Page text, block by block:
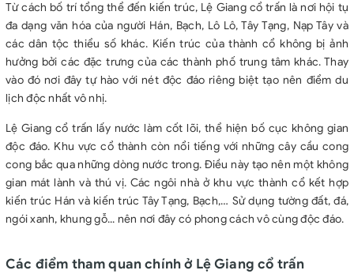
Từ cách bố trí tổng thể đến kiến trúc, Lệ Giang cổ trấn là nơi hội tụ
đa dạng văn hóa của người Hán, Bạch, Lô Lô, Tây Tạng, Nạp Tây và
các dân tộc thiểu số khác. Kiến trúc của thành cổ không bị ảnh
hưởng bởi các đặc trưng của các thành phố trung tâm khác. Thay
vào đó nơi đây tự hào với nét độc đáo riêng biệt tạo nên điểm du
lịch độc nhất vô nhị.
Lệ Giang cổ trấn lấy nước làm cốt lõi, thể hiện bố cục không gian
độc đáo. Khu vực cổ thành còn nổi tiếng với những cây cầu cong
cong bắc qua những dòng nước trong. Điều này tạo nên một không
gian mát lành và thú vị. Các ngôi nhà ở khu vực thành cổ kết hợp
kiến ​​trúc Hán và kiến ​​trúc Tây Tạng, Bạch,… Sử dụng tường đất, đá,
ngói xanh, khung gỗ... nên nơi đây có phong cách vô cùng độc đáo.
Các điểm tham quan chính ở Lệ Giang cổ trấn